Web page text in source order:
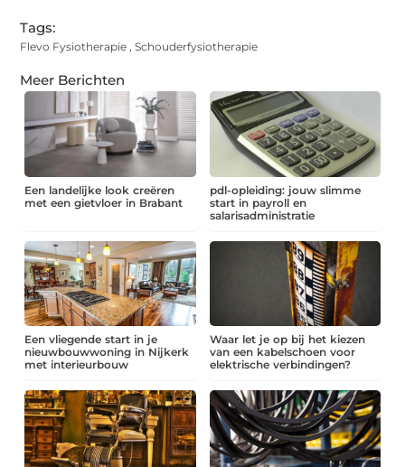
Tags:
Flevo Fysiotherapie ,Schouderfysiotherapie
Meer Berichten
Een landelijke look creëren
met een gietvloer in Brabant
pdl-opleiding: jouw slimme
start in payroll en
salarisadministratie
Een vliegende start in je
nieuwbouwwoning in Nijkerk
met interieurbouw
Waar let je op bij het kiezen
van een kabelschoen voor
elektrische verbindingen?